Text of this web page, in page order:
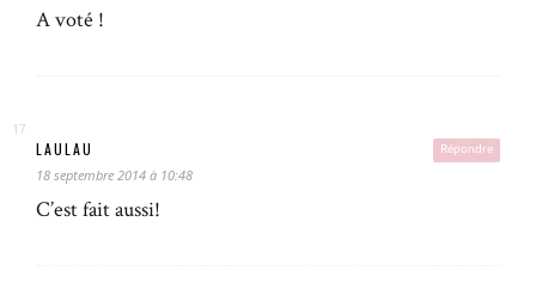
A voté !
Répondre
LAULAU
18 septembre 2014 à 10:48
C’est fait aussi!